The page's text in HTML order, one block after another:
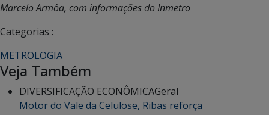
Marcelo Armôa, com informações do Inmetro
Categorias :
METROLOGIA
Veja Também
DIVERSIFICAÇÃO ECONÔMICAGeral
Motor do Vale da Celulose, Ribas reforça